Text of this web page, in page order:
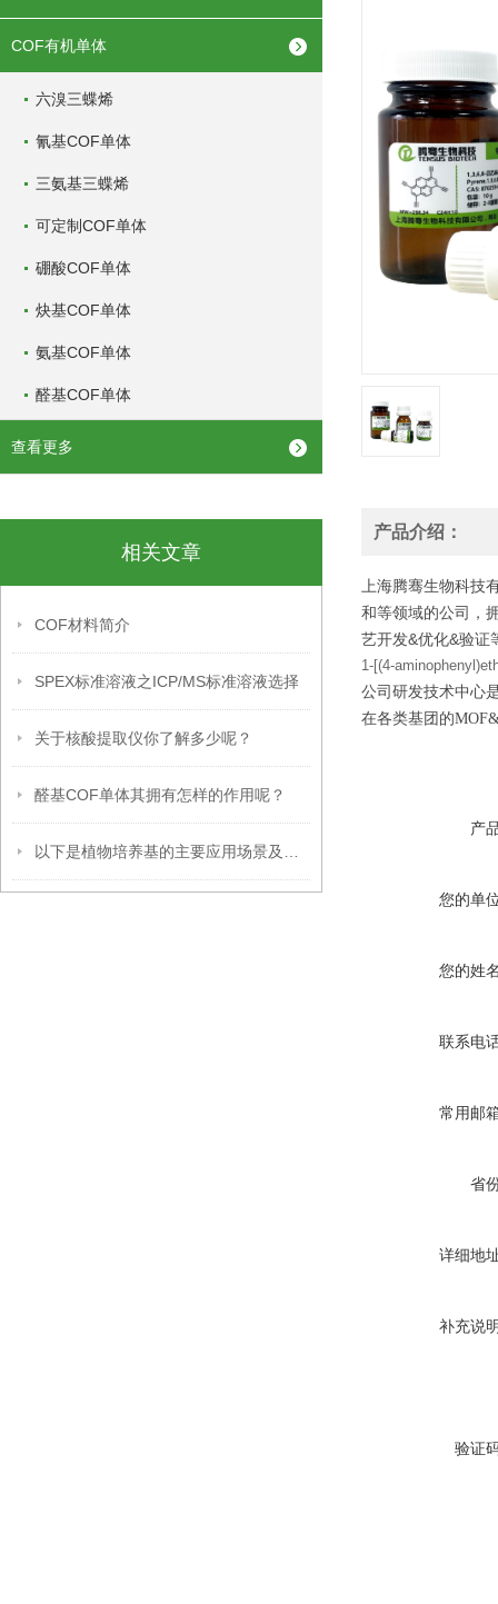
COF有机单体
六溴三蝶烯
氰基COF单体
三氨基三蝶烯
可定制COF单体
硼酸COF单体
炔基COF单体
氨基COF单体
醛基COF单体
查看更多
相关文章
COF材料简介
SPEX标准溶液之ICP/MS标准溶液选择
关于核酸提取仪你了解多少呢？
醛基COF单体其拥有怎样的作用呢？
产品介绍：
上海腾骞生物科
和等领域的公司，
艺开发&优化&验证
1-[(4-
公司研发技术中心
在各类基团的
产
您的单
您的姓
联系电
常用邮
省
详细地
补充说
验证